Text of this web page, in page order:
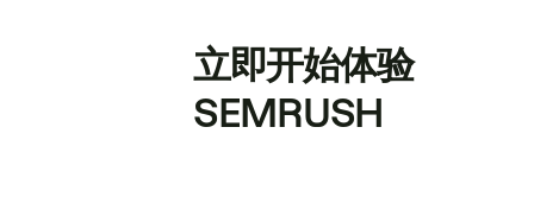
立即开始体验
SEMRUSH